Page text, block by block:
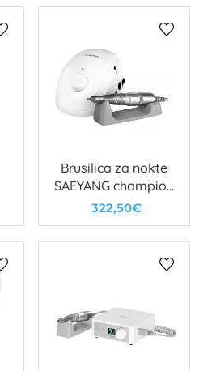
Brusilica za nokte
SAEYANG champion
white
322,50€